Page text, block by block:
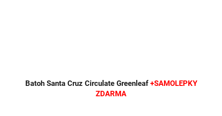
Batoh Santa Cruz Circulate Greenleaf+SAMOLEPKY
ZDARMA